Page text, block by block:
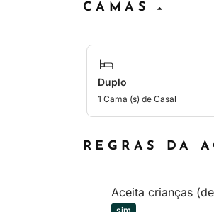
CAMAS
Duplo
1 Cama (s) de Casal
REGRAS DA
Aceita crianças